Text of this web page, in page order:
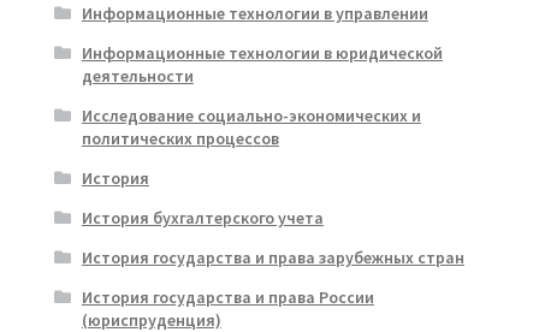
Информационные технологии в управлении
Информационные технологии в юридической
деятельности
Исследование социально-экономических и
политических процессов
История
История бухгалтерского учета
История государства и права зарубежных стран
История государства и права России
(юриспруденция)